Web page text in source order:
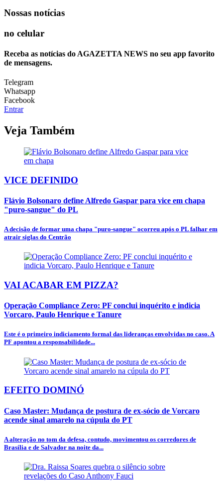
Nossas notícias
no celular
Receba as notícias do AGAZETTA NEWS no seu app favorito
de mensagens.
Telegram
Whatsapp
Facebook
Entrar
Veja Também
VICE DEFINIDO
Flávio Bolsonaro define Alfredo Gaspar para vice em chapa
"puro-sangue" do PL
A decisão de formar uma chapa "puro-sangue" ocorreu após o PL falhar em
atrair siglas do Centrão
VAI ACABAR EM PIZZA?
Operação Compliance Zero: PF conclui inquérito e indicia
Vorcaro, Paulo Henrique e Tanure
Este é o primeiro indiciamento formal das lideranças envolvidas no caso. A
PF apontou a responsabilidade...
EFEITO DOMINÓ
Caso Master: Mudança de postura de ex-sócio de Vorcaro
acende sinal amarelo na cúpula do PT
A alteração no tom da defesa, contudo, movimentou os corredores de
Brasília e de Salvador na noite da...